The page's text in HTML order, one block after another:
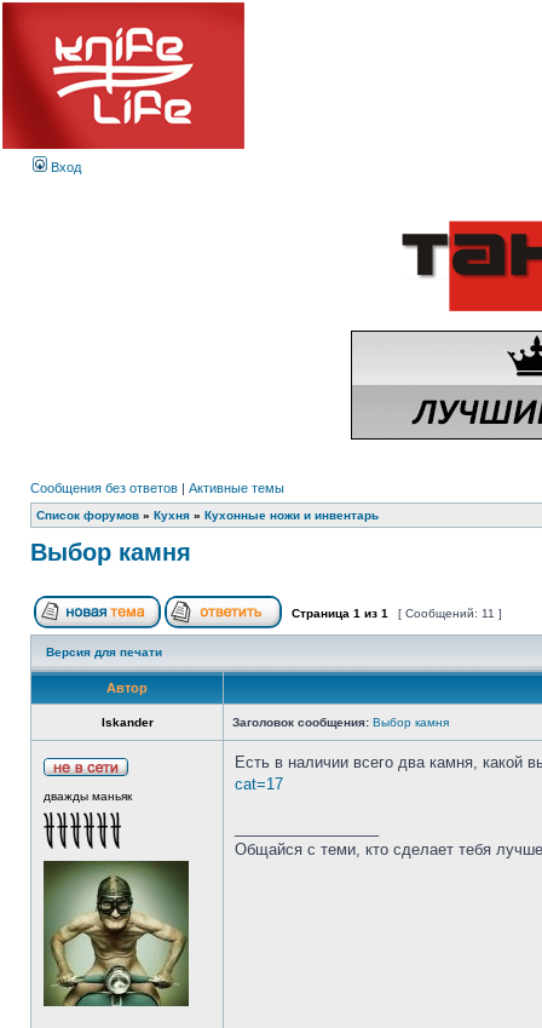
Вход
Сообщения без ответов | Активные темы
Список форумов » Кухня » Кухонные ножи и инвентарь
Выбор камня
Страница 1 из 1 [ Сообщений: 11 ]
Версия для печати
Автор
Iskander Заголовок сообщения: Выбор камня
дважды маньяк
Есть в наличии всего два камня, какой
cat=17
Общайся с теми, кто сделает тебя